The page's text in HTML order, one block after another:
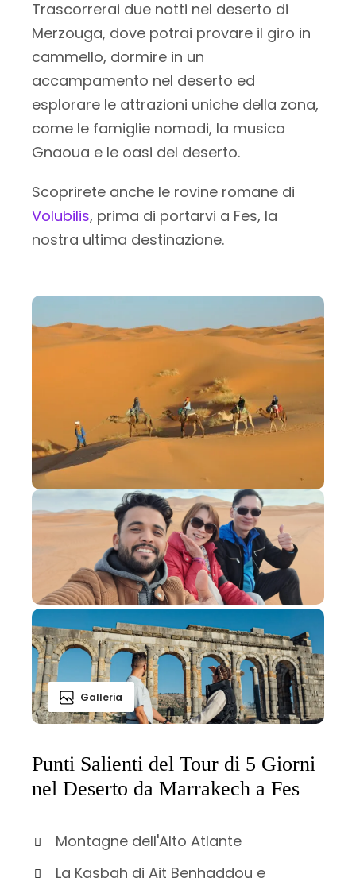
Trascorrerai due notti nel deserto di
Merzouga, dove potrai provare il giro in
cammello, dormire in un
accampamento nel deserto ed
esplorare le attrazioni uniche della zona,
come le famiglie nomadi, la musica
Gnaoua e le oasi del deserto.
Scoprirete anche le rovine romane di
Volubilis, prima di portarvi a Fes, la
nostra ultima destinazione.
Galleria
Punti Salienti del Tour di 5 Giorni
nel Deserto da Marrakech a Fes
Montagne dell'Alto Atlante
La Kasbah di Ait Benhaddou e